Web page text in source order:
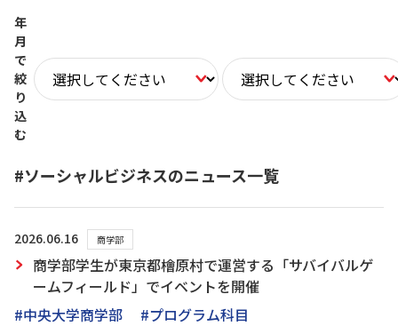
年
月
で
絞
り
込
む
#ソーシャルビジネスのニュース一覧
2026.06.16 商学部
商学部学生が東京都檜原村で運営する「サバイバルゲ
ームフィールド」でイベントを開催
#中央大学商学部
#プログラム科目